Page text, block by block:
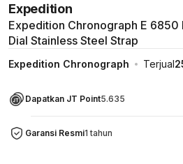
Expedition
Expedition Chronograph E 6850
Dial Stainless Steel Strap
Expedition Chronograph Terjual
Dapatkan JT Point5.635
Garansi Resmi1 tahun